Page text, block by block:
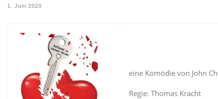
1. Juni 2020
eine Komödie von John
Regie: Thomas Kracht